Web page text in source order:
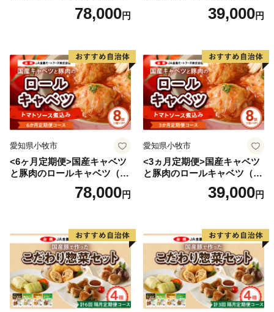
ルキャベツ（4P入り）
78,000円
ルキャベツ（4P入り）
39,000円
愛知県小牧市
<6ヶ月定期便>国産キャベツ
と豚肉のロールキャベツ（4P
78,000円
愛知県小牧市
<3ヵ月定期便>国産キャベツ
と豚肉のロールキャベツ（4P
39,000円